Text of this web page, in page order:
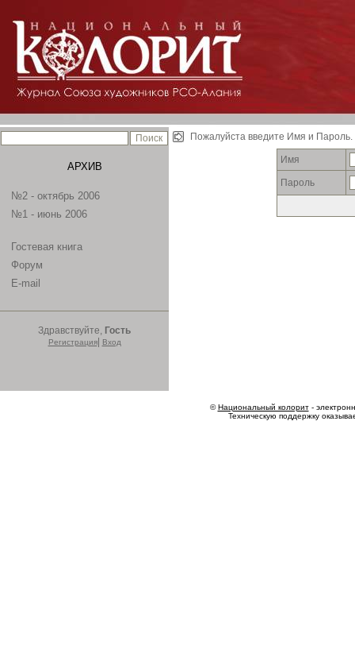
АРХИВ
№2 - октябрь 2006
№1 - июнь 2006
Гостевая книга
Форум
E-mail
Здравствуйте, Гость
Регистрация| Вход
Пожалуйста введите Имя и Пароль.
Имя
Пароль
©Национальный колорит-
Техническую поддержку